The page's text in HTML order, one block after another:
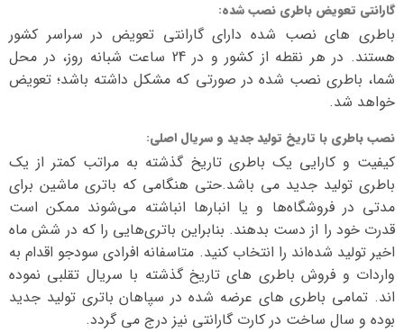
گارانتی تعویض باطری نصب شده:
باطری های نصب شده دارای گارانتی تعویض در سراسر کشور
هستند. در هر نقطه از کشور و در 24 ساعت شبانه روز، در محل
شما، باطری نصب شده در صورتی که مشکل داشته باشد؛ تعویض
خواهد شد.
نصب باطری با تاریخ تولید جدید و سریال اصلی:
کیفیت و کارایی یک باطری تاریخ گذشته به مراتب کمتر از یک
باطری تولید جدید می باشد.حتی هنگامی که باتری ماشین برای
مدتی در فروشگاه‌ها و یا انبارها انباشته می‌شوند ممکن است
قدرت خود را از دست بدهند. بنابراین باتری‌هایی را که در شش ماه
اخیر تولید شده‌اند را انتخاب کنید. متاسفانه افرادی سودجو اقدام به
واردات و فروش باطری های تاریخ گذشته با سریال تقلبی نموده
اند. تمامی باطری های عرضه شده در سپاهان باتری تولید جدید
بوده و سال ساخت در کارت گارانتی نیز درج می گردد.